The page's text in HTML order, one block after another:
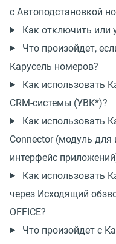
с Автоподстановкой
Как отключить или
Что произойдет,
Карусель номеров?
Как использовать
CRM-системы (УВК*)?
Как использовать
Connector (модуль для
интерфейс
Как использовать
через Исходящий
OFFICE?
Что произойдет с